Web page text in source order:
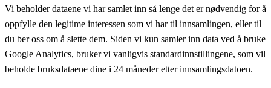
Vi beholder dataene vi har samlet inn så lenge det er nødvendig for å
oppfylle den legitime interessen som vi har til innsamlingen, eller til
du ber oss om å slette dem. Siden vi kun samler inn data ved å bruke
Google Analytics, bruker vi vanligvis standardinnstillingene, som vil
beholde bruksdataene dine i 24 måneder etter innsamlingsdatoen.